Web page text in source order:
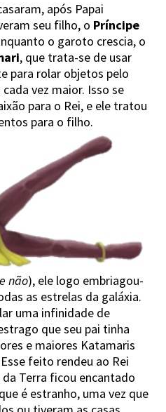
após Papai
seu filho, o Príncipe
o garoto crescia, o
, que trata-se de usar
para rolar objetos pelo
vez maior. Isso se
para o Rei, e ele tratou
para o filho.
não), ele logo embriagou-
as estrelas da galáxia.
uma infinidade de
que seu pai tinha
e maiores Katamaris
feito rendeu ao Rei
Terra ficou encantado
é estranho, uma vez que